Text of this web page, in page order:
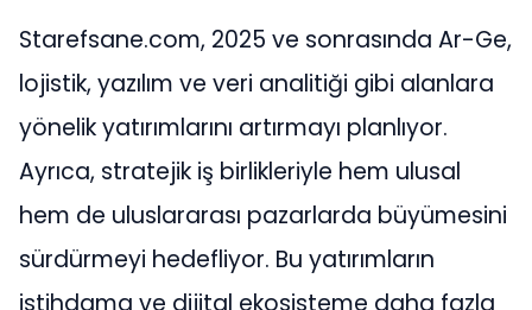
Starefsane.com, 2025 ve sonrasında Ar-Ge,
lojistik, yazılım ve veri analitiği gibi alanlara
yönelik yatırımlarını artırmayı planlıyor.
Ayrıca, stratejik iş birlikleriyle hem ulusal
hem de uluslararası pazarlarda büyümesini
sürdürmeyi hedefliyor. Bu yatırımların
istihdama ve dijital ekosisteme daha fazla